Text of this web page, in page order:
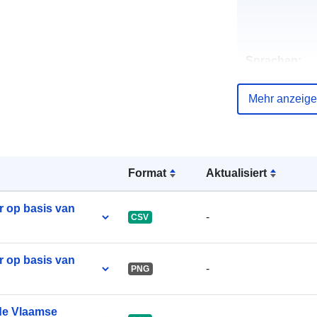
Format Aktualisiert
op basis van
CSV -
op basis van
PNG -
Vlaamse
Sprachen:
:
eiten:
Verzeichnis
Mehr